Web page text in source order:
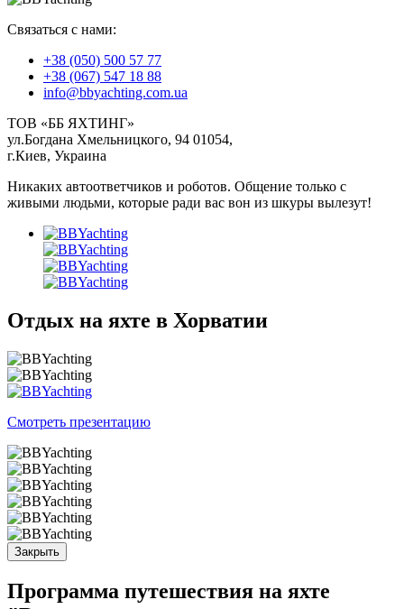
Связаться с нами:
+38 (050) 500 57 77
+38 (067) 547 18 88
info@bbyachting.com.ua
ТОВ «ББ ЯХТИНГ»
ул.Богдана Хмельницкого, 94 01054,
г.Киев, Украина
Никаких автоответчиков и роботов. Общение только с
живыми людьми, которые ради вас вон из шкуры вылезут!
Отдых на яхте в Хорватии
Смотреть презентацию
Закрыть
Программа путешествия на яхте